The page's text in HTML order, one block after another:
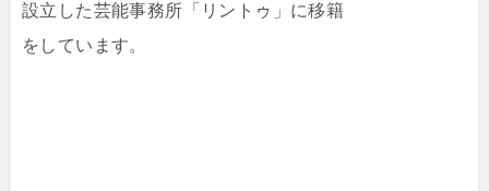
設立した芸能事務所「リントゥ」に移籍
をしています。